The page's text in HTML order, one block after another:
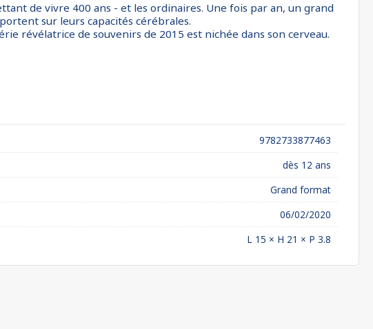
de vivre 400 ans - et les ordinaires. Une fois par an, un grand
sur leurs capacités cérébrales.
révélatrice de souvenirs de 2015 est nichée dans son cerveau.
9782733877463
dès 12 ans
Grand format
06/02/2020
L 15 × H 21 × P 3.8